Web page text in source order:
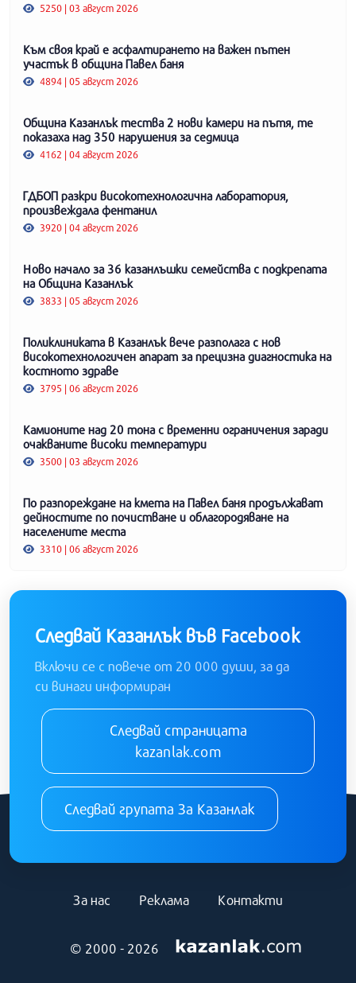
5250 | 03 август 2026
Към своя край е асфалтирането на важен пътен
участък в община Павел баня
4894 | 05 август 2026
Община Казанлък тества 2 нови камери на пътя, те
показаха над 350 нарушения за седмица
4162 | 04 август 2026
ГДБОП разкри високотехнологична лаборатория,
произвеждала фентанил
3920 | 04 август 2026
Ново начало за 36 казанлъшки семейства с подкрепата
на Община Казанлък
3833 | 05 август 2026
Поликлиниката в Казанлък вече разполага с нов
високотехнологичен апарат за прецизна диагностика на
костното здраве
3795 | 06 август 2026
Камионите над 20 тона с временни ограничения заради
очакваните високи температури
3500 | 03 август 2026
По разпореждане на кмета на Павел баня продължават
дейностите по почистване и облагородяване на
населените места
3310 | 06 август 2026
Следвай Казанлък във Facebook
Включи се с повече от 20 000 души, за да
си винаги информиран
Следвай страницата
kazanlak.com
Следвай групата За Казанлак
© 2000 - 2026
За нас Реклама Контакти